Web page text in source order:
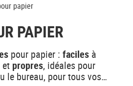
papier
PAPIER
pour papier : faciles à
et propres, idéales pour
le bureau, pour tous vos